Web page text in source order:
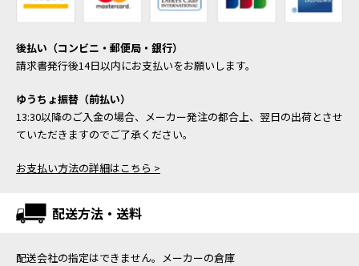
後払い（コンビニ・郵便局・銀行）
請求書発行後14日以内にお支払いをお願いします。
ゆうちょ振替（前払い）
13:30以降のご入金の場合、メーカー発注の都合上、翌日の出荷とさせ
ていただきますのでご了承ください。
お支払い方法の詳細はこちら >
配送方法・送料
配送会社の指定はできません。メーカーの倉庫